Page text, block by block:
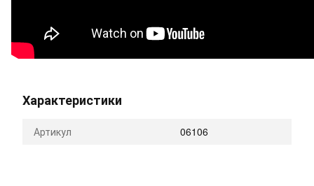
Характеристики
Артикул 06106